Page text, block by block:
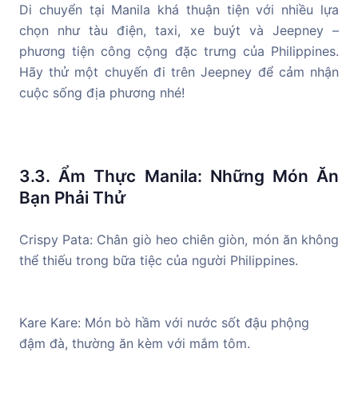
Di chuyển tại Manila khá thuận tiện với nhiều lựa
chọn như tàu điện, taxi, xe buýt và Jeepney –
phương tiện công cộng đặc trưng của Philippines.
Hãy thử một chuyến đi trên Jeepney để cảm nhận
cuộc sống địa phương nhé!
3.3. Ẩm Thực Manila: Những Món Ăn
Bạn Phải Thử
Crispy Pata: Chân giò heo chiên giòn, món ăn không
thể thiếu trong bữa tiệc của người Philippines.
Kare Kare: Món bò hầm với nước sốt đậu phộng
đậm đà, thường ăn kèm với mắm tôm.